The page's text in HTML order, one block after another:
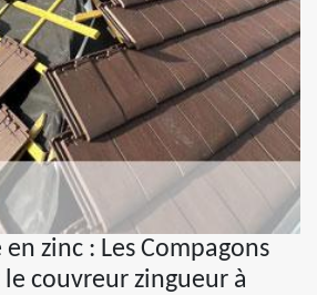
zinc : Les Compagons
couvreur zingueur à